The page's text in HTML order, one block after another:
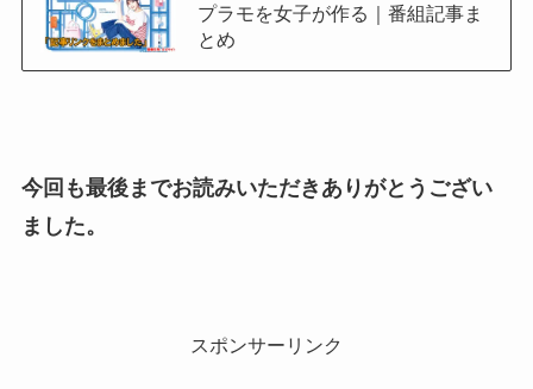
プラモを女子が作る｜番組記事ま
とめ
今回も最後までお読みいただきありがとうござい
ました。
スポンサーリンク